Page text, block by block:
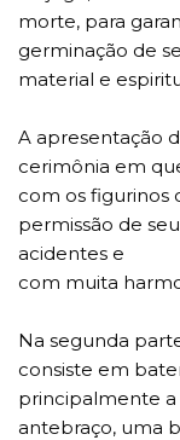
morte, para
germinação de
material e
A apresentação
cerimônia em
com os figurinos
permissão de
acidentes e
com muita
Na segunda
consiste em
principalmente a
antebraço, uma